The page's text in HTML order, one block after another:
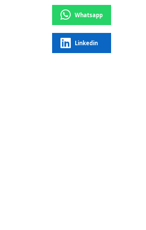
Whatsapp
Linkedin